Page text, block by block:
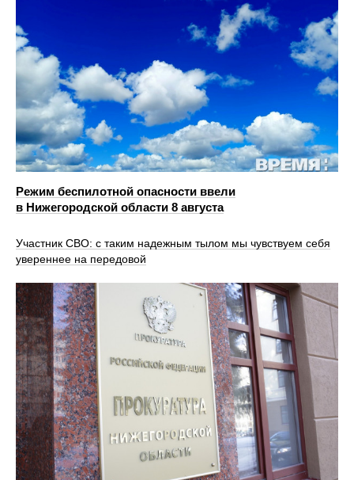
Режим беспилотной опасности ввели
в Нижегородской области 8 августа
Участник СВО: с таким надежным тылом мы чувствуем себя
увереннее на передовой